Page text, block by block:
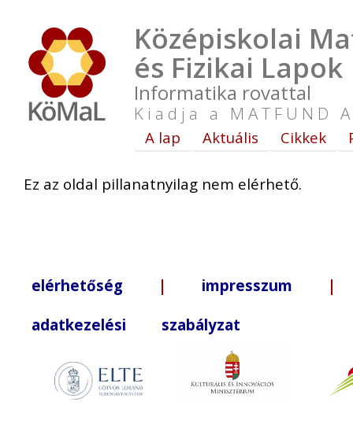
Középiskolai
és Fizikai Lapok
Informatika rovattal
Kiadja a MATFUND
A lap Aktuális Cikkek
Ez az oldal pillanatnyilag nem elérhető.
elérhetőség | impresszum |
adatkezelési szabályzat